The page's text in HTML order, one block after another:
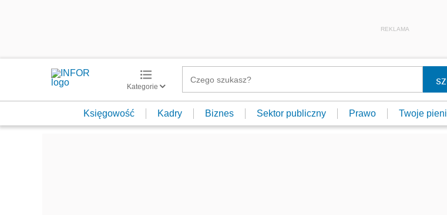
REKLAMA
Kategorie
Księgowość Kadry Biznes Sektor publiczny Prawo Twoje